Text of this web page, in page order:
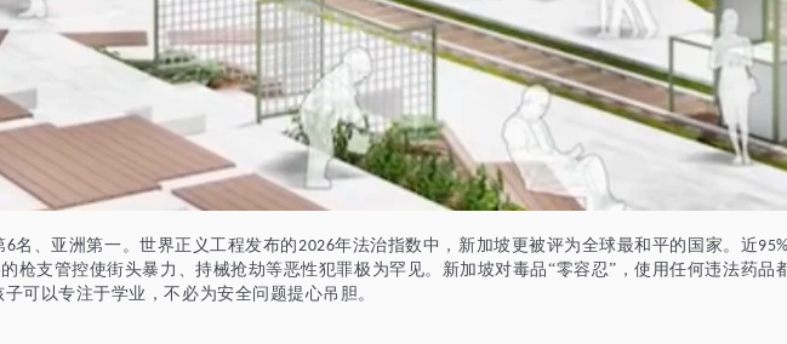
6名、亚洲第一。世界正义工程发布的2026年法治指数中，新加坡更被评为全球最和平的国家。近95%
枪支管控使街头暴力、持械抢劫等恶性犯罪极为罕见。新加坡对毒品“零容忍”，使用任何违法药品
可以专注于学业，不必为安全问题提心吊胆。